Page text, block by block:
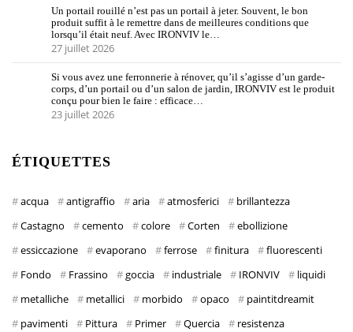
Un portail rouillé n’est pas un portail à jeter. Souvent, le bon
produit suffit à le remettre dans de meilleures conditions que
lorsqu’il était neuf. Avec IRONVIV le…
27 juillet 2026
Si vous avez une ferronnerie à rénover, qu’il s’agisse d’un garde-
corps, d’un portail ou d’un salon de jardin, IRONVIV est le produit
conçu pour bien le faire : efficace…
23 juillet 2026
ÉTIQUETTES
acqua antigraffio aria atmosferici
brillantezza
Castagno
cemento colore Corten
ebollizione
essiccazione
evaporano ferrose finitura
fluorescenti
Fondo
Frassino goccia industriale IRONVIV
liquidi
metalliche
metallici morbido opaco
paintitdreamit
pavimenti
Pittura Primer Quercia
resistenza